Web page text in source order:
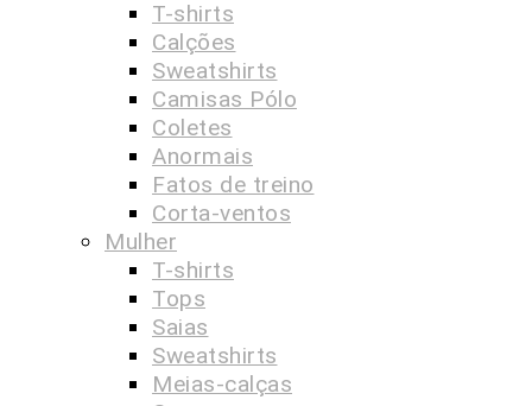
T-shirts
Calções
Sweatshirts
Camisas Pólo
Coletes
Anormais
Fatos de treino
Corta-ventos
Mulher
T-shirts
Tops
Saias
Sweatshirts
Meias-calças